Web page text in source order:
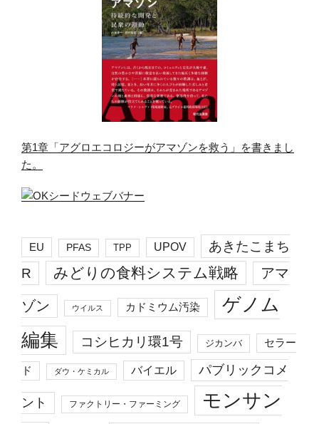
第1章「アグロエコロジーがアマゾンを救う」を書きまし
た。
EU PFAS TPP UPOV
あきたこまち
R
みどりの食料システム戦略 アマ
ゾン ウイルス カドミウム汚染
ゲノム
編集
コシヒカリ環1号 ジカンバ セラー
ド ダウ・ケミカル バイエル パブリックコメ
ント ファクトリー・ファーミング
モンサン